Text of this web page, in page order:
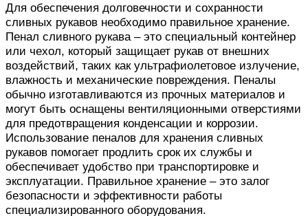
Для обеспечения долговечности и сохранности
сливных рукавов необходимо правильное хранение.
Пенал сливного рукава – это специальный контейнер
или чехол, который защищает рукав от внешних
воздействий, таких как ультрафиолетовое излучение,
влажность и механические повреждения. Пеналы
обычно изготавливаются из прочных материалов и
могут быть оснащены вентиляционными отверстиями
для предотвращения конденсации и коррозии.
Использование пеналов для хранения сливных
рукавов помогает продлить срок их службы и
обеспечивает удобство при транспортировке и
эксплуатации. Правильное хранение – это залог
безопасности и эффективности работы
специализированного оборудования.